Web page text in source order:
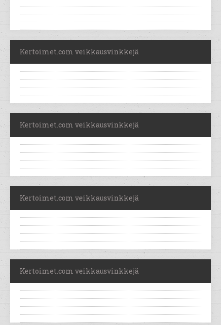
Kertoimet.com veikkausvinkkejä
Kertoimet.com veikkausvinkkejä
Kertoimet.com veikkausvinkkejä
Kertoimet.com veikkausvinkkejä